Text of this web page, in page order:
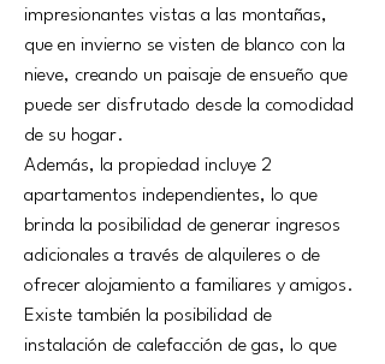
impresionantes vistas a las montañas,
que en invierno se visten de blanco con la
nieve, creando un paisaje de ensueño que
puede ser disfrutado desde la comodidad
de su hogar.
Además, la propiedad incluye 2
apartamentos independientes, lo que
brinda la posibilidad de generar ingresos
adicionales a través de alquileres o de
ofrecer alojamiento a familiares y amigos.
Existe también la posibilidad de
instalación de calefacción de gas, lo que